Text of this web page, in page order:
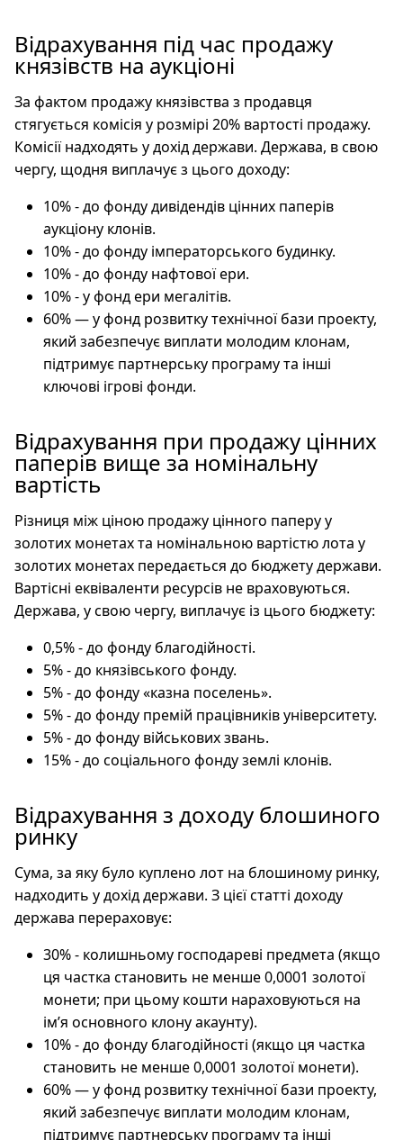
Відрахування під час продажу
князівств на аукціоні
За фактом продажу князівства з продавця
стягується комісія у розмірі 20% вартості продажу.
Комісії надходять у дохід держави. Держава, в свою
чергу, щодня виплачує з цього доходу:
10% - до фонду дивідендів цінних паперів
аукціону клонів.
10% - до фонду імператорського будинку.
10% - до фонду нафтової ери.
10% - у фонд ери мегалітів.
60% — у фонд розвитку технічної бази проекту,
який забезпечує виплати молодим клонам,
підтримує партнерську програму та інші
ключові ігрові фонди.
Відрахування при продажу цінних
паперів вище за номінальну
вартість
Різниця між ціною продажу цінного паперу у
золотих монетах та номінальною вартістю лота у
золотих монетах передається до бюджету держави.
Вартісні еквіваленти ресурсів не враховуються.
Держава, у свою чергу, виплачує із цього бюджету:
0,5% - до фонду благодійності.
5% - до князівського фонду.
5% - до фонду «казна поселень».
5% - до фонду премій працівників університету.
5% - до фонду військових звань.
15% - до соціального фонду землі клонів.
Відрахування з доходу блошиного
ринку
Сума, за яку було куплено лот на блошиному ринку,
надходить у дохід держави. З цієї статті доходу
держава перераховує:
30% - колишньому господареві предмета (якщо
ця частка становить не менше 0,0001 золотої
монети; при цьому кошти нараховуються на
ім’я основного клону акаунту).
10% - до фонду благодійності (якщо ця частка
становить не менше 0,0001 золотої монети).
60% — у фонд розвитку технічної бази проекту,
який забезпечує виплати молодим клонам,
підтримує партнерську програму та інші